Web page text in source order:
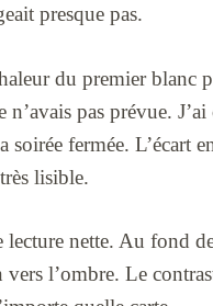
presque pas.
du premier blanc
pas prévue.
fermée. L’écart
lisible.
nette. Au fond
l’ombre. Le